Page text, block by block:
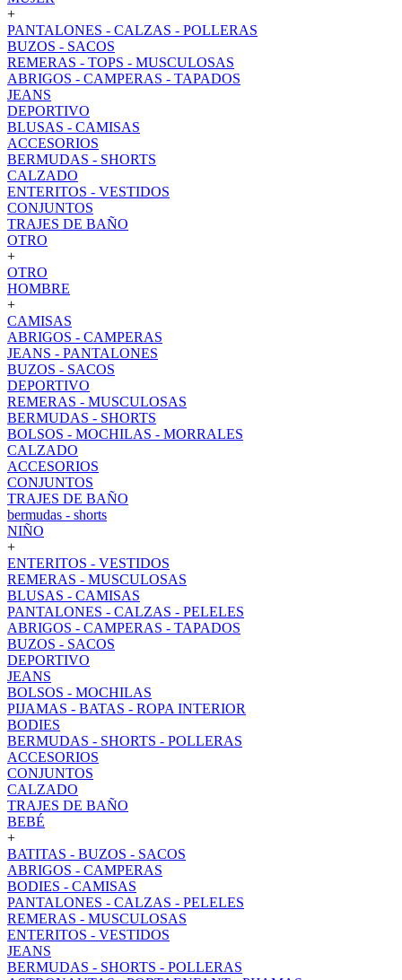
+
PANTALONES - CALZAS - POLLERAS
BUZOS - SACOS
REMERAS - TOPS - MUSCULOSAS
ABRIGOS - CAMPERAS - TAPADOS
JEANS
DEPORTIVO
BLUSAS - CAMISAS
ACCESORIOS
BERMUDAS - SHORTS
CALZADO
ENTERITOS - VESTIDOS
CONJUNTOS
TRAJES DE BAÑO
OTRO
+
OTRO
HOMBRE
+
CAMISAS
ABRIGOS - CAMPERAS
JEANS - PANTALONES
BUZOS - SACOS
DEPORTIVO
REMERAS - MUSCULOSAS
BERMUDAS - SHORTS
BOLSOS - MOCHILAS - MORRALES
CALZADO
ACCESORIOS
CONJUNTOS
TRAJES DE BAÑO
bermudas - shorts
NIÑO
+
ENTERITOS - VESTIDOS
REMERAS - MUSCULOSAS
BLUSAS - CAMISAS
PANTALONES - CALZAS - PELELES
ABRIGOS - CAMPERAS - TAPADOS
BUZOS - SACOS
DEPORTIVO
JEANS
BOLSOS - MOCHILAS
PIJAMAS - BATAS - ROPA INTERIOR
BODIES
BERMUDAS - SHORTS - POLLERAS
ACCESORIOS
CONJUNTOS
CALZADO
TRAJES DE BAÑO
BEBÉ
+
BATITAS - BUZOS - SACOS
ABRIGOS - CAMPERAS
BODIES - CAMISAS
PANTALONES - CALZAS - PELELES
REMERAS - MUSCULOSAS
ENTERITOS - VESTIDOS
JEANS
BERMUDAS - SHORTS - POLLERAS